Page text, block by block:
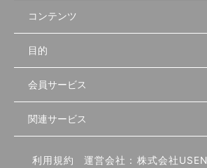
コンテンツ
無料開業相談
セミナー情報
セミナー動画
物件を探す
首都圏
先輩開業者の声
目的
店舗運営
物件
内装・設備
会員サービス
会員登録
関連サービス
飲食店サクセスガイド（外部サイト）
利用規約 運営会社：株式会社USEN